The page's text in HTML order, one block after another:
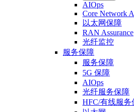
AIOps
Core Network
以太网保障
RAN Assurance
光纤监控
服务保障
服务保障
5G 保障
AIOps
光纤服务保障
HFC/有线服务